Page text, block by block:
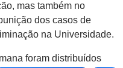
mas também no
dos casos de
na Universidade.
foram distribuídos